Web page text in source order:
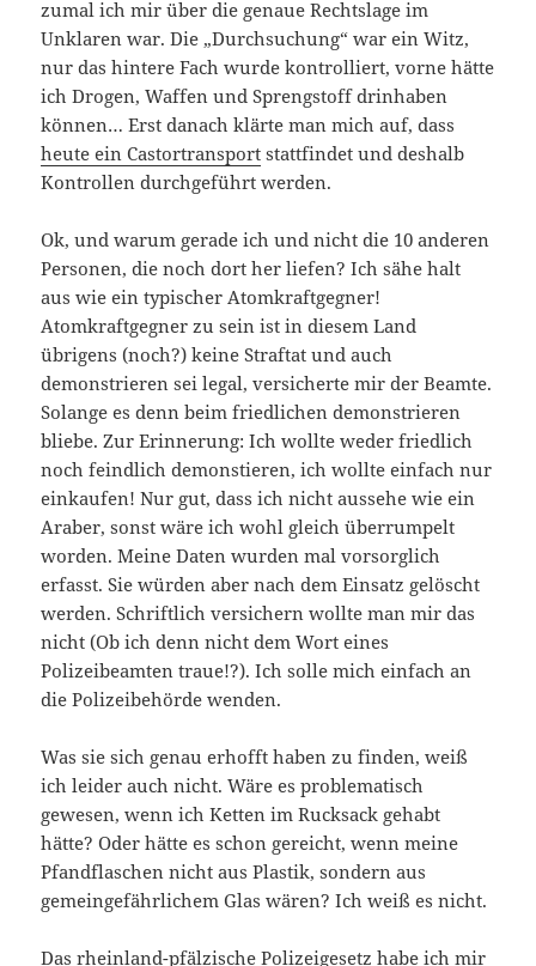
zumal ich mir über die genaue Rechtslage im
Unklaren war. Die „Durchsuchung“ war ein Witz,
nur das hintere Fach wurde kontrolliert, vorne hätte
ich Drogen, Waffen und Sprengstoff drinhaben
können… Erst danach klärte man mich auf, dass
heute ein Castortransport stattfindet und deshalb
Kontrollen durchgeführt werden.
Ok, und warum gerade ich und nicht die 10 anderen
Personen, die noch dort her liefen? Ich sähe halt
aus wie ein typischer Atomkraftgegner!
Atomkraftgegner zu sein ist in diesem Land
übrigens (noch?) keine Straftat und auch
demonstrieren sei legal, versicherte mir der Beamte.
Solange es denn beim friedlichen demonstrieren
bliebe. Zur Erinnerung: Ich wollte weder friedlich
noch feindlich demonstieren, ich wollte einfach nur
einkaufen! Nur gut, dass ich nicht aussehe wie ein
Araber, sonst wäre ich wohl gleich überrumpelt
worden. Meine Daten wurden mal vorsorglich
erfasst. Sie würden aber nach dem Einsatz gelöscht
werden. Schriftlich versichern wollte man mir das
nicht (Ob ich denn nicht dem Wort eines
Polizeibeamten traue!?). Ich solle mich einfach an
die Polizeibehörde wenden.
Was sie sich genau erhofft haben zu finden, weiß
ich leider auch nicht. Wäre es problematisch
gewesen, wenn ich Ketten im Rucksack gehabt
hätte? Oder hätte es schon gereicht, wenn meine
Pfandflaschen nicht aus Plastik, sondern aus
gemeingefährlichem Glas wären? Ich weiß es nicht.
Das rheinland-pfälzische Polizeigesetz habe ich mir